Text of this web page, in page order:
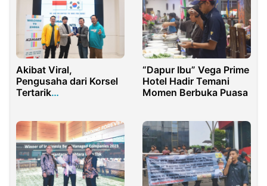
Akibat Viral,
Pengusaha dari Korsel
Tertarik
“Dapur Ibu” Vega Prime
Hotel Hadir Temani
Momen Berbuka Puasa